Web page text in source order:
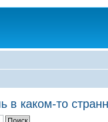
в каком-то